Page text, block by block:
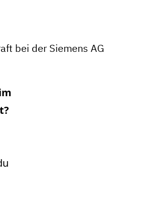
bei der Siemens AG